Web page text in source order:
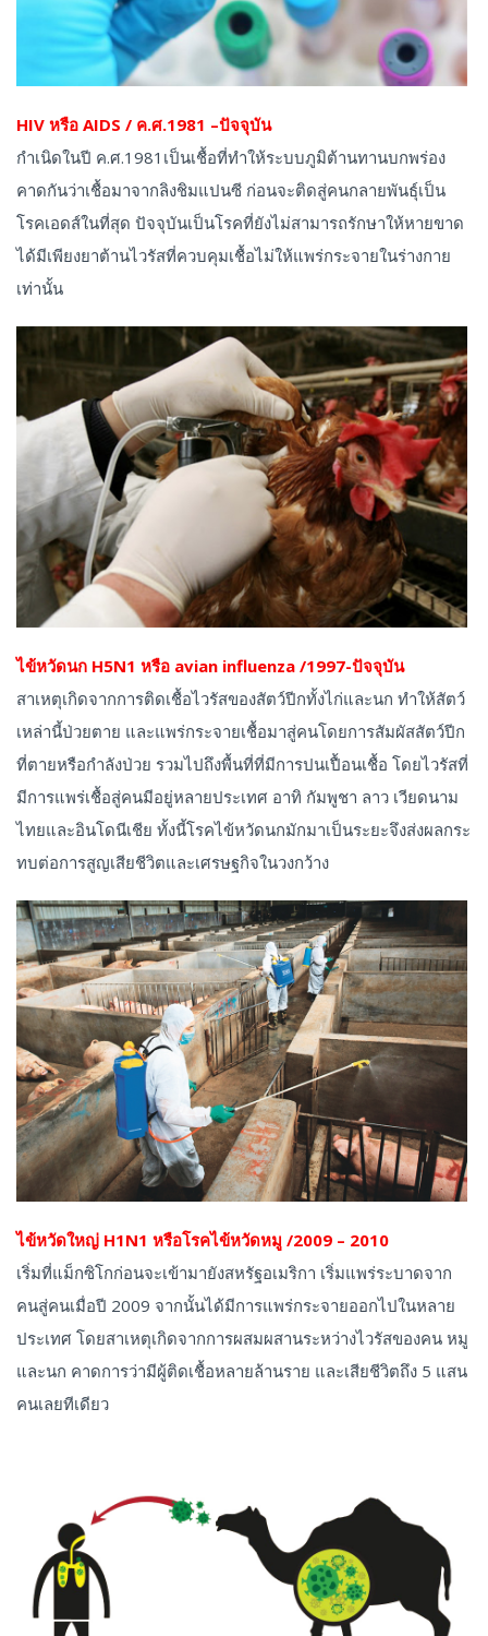
HIV หรือ AIDS / ค.ศ.1981 –ปัจจุบัน
กำเนิดในปี ค.ศ.1981เป็นเชื้อที่ทำให้ระบบภูมิต้านทานบกพร่อง
คาดกันว่าเชื้อมาจากลิงชิมแปนซี ก่อนจะติดสู่คนกลายพันธุ์เป็น
โรคเอดส์ในที่สุด ปัจจุบันเป็นโรคที่ยังไม่สามารถรักษาให้หายขาด
ได้มีเพียงยาต้านไวรัสที่ควบคุมเชื้อไม่ให้แพร่กระจายในร่างกาย
เท่านั้น
ไข้หวัดนก H5N1 หรือ avian influenza /1997-ปัจจุบัน
สาเหตุเกิดจากการติดเชื้อไวรัสของสัตว์ปีกทั้งไก่และนก ทำให้สัตว์
เหล่านี้ป่วยตาย และแพร่กระจายเชื้อมาสู่คนโดยการสัมผัสสัตว์ปีก
ที่ตายหรือกำลังป่วย รวมไปถึงพื้นที่ที่มีการปนเปื้อนเชื้อ โดยไวรัสที่
มีการแพร่เชื้อสู่คนมีอยู่หลายประเทศ อาทิ กัมพูชา ลาว เวียดนาม
ไทยและอินโดนีเชีย ทั้งนี้โรคไข้หวัดนกมักมาเป็นระยะจึงส่งผลกระ
ทบต่อการสูญเสียชีวิตและเศรษฐกิจในวงกว้าง
ไข้หวัดใหญ่ H1N1 หรือโรคไข้หวัดหมู /2009 – 2010
เริ่มที่แม็กซิโกก่อนจะเข้ามายังสหรัฐอเมริกา เริ่มแพร่ระบาดจาก
คนสู่คนเมื่อปี 2009 จากนั้นได้มีการแพร่กระจายออกไปในหลาย
ประเทศ โดยสาเหตุเกิดจากการผสมผสานระหว่างไวรัสของคน หมู
และนก คาดการว่ามีผู้ติดเชื้อหลายล้านราย และเสียชีวิตถึง 5 แสน
คนเลยทีเดียว